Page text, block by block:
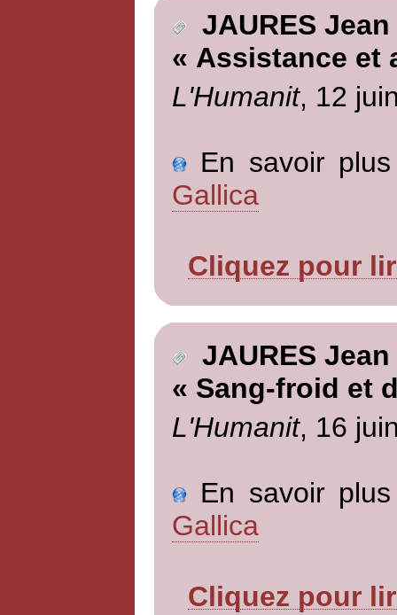
JAURES Jean
« Assistance et
L'Humanit, 12
En savoir
Gallica
Cliquez pour
JAURES Jean
« Sang-froid et
L'Humanit, 16
En savoir
Gallica
Cliquez pour